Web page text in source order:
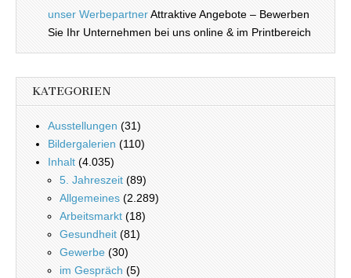
unser WerbepartnerAttraktive Angebote – Bewerben
Sie Ihr Unternehmen bei uns online & im Printbereich
KATEGORIEN
Ausstellungen (31)
Bildergalerien (110)
Inhalt (4.035)
5. Jahreszeit (89)
Allgemeines (2.289)
Arbeitsmarkt (18)
Gesundheit (81)
Gewerbe (30)
im Gespräch (5)